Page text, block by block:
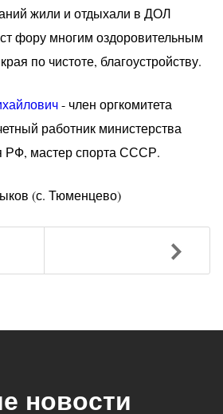
жили и отдыхали в ДОЛ
фору многим оздоровительным
по чистоте, благоустройству.
- член оргкомитета
работник министерства
РФ, мастер спорта СССР.
(с. Тюменцево)
Вперед
новости